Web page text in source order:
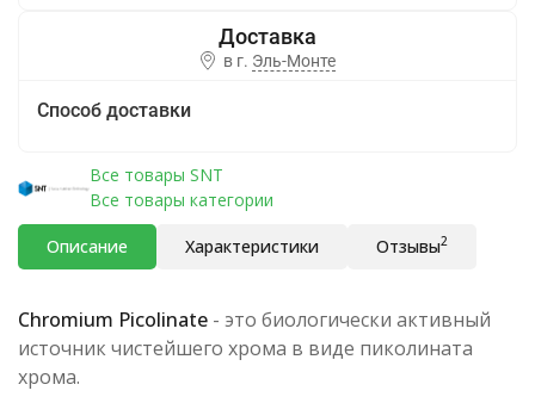
в г. Эль-Монте
Способ доставки
Все товары SNT
Все товары категории
Описание Характеристики Отзывы2
Chromium Picolinate - это биологически активный
источник чистейшего хрома в виде пиколината
хрома.